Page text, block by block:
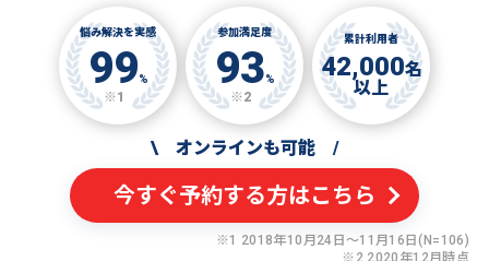
悩み解決を実感
99%
※1
参加満足度
93%
※2
累計利用者
42,000名
以上
\ オンラインも可能 /
今すぐ予約する方はこちら
※1 2018年10月24日〜11月16日(N=106)
※2 2020年12月時点